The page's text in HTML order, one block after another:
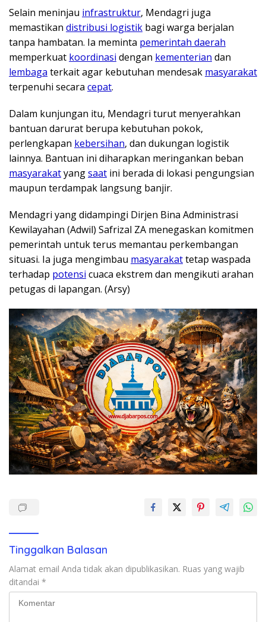
Selain meninjau infrastruktur, Mendagri juga
memastikan distribusi logistik bagi warga berjalan
tanpa hambatan. Ia meminta pemerintah daerah
memperkuat koordinasi dengan kementerian dan
lembaga terkait agar kebutuhan mendesak masyarakat
terpenuhi secara cepat.
Dalam kunjungan itu, Mendagri turut menyerahkan
bantuan darurat berupa kebutuhan pokok,
perlengkapan kebersihan, dan dukungan logistik
lainnya. Bantuan ini diharapkan meringankan beban
masyarakatyangsaat ini berada di lokasi pengungsian
maupun terdampak langsung banjir.
Mendagri yang didampingi Dirjen Bina Administrasi
Kewilayahan (Adwil) Safrizal ZA menegaskan komitmen
pemerintah untuk terus memantau perkembangan
situasi. Ia juga mengimbau masyarakattetap waspada
terhadap potensi cuaca ekstrem dan mengikuti arahan
petugas di lapangan. (Arsy)
Tinggalkan Balasan
Alamat email Anda tidak akan dipublikasikan. Ruas yang wajib
ditandai *